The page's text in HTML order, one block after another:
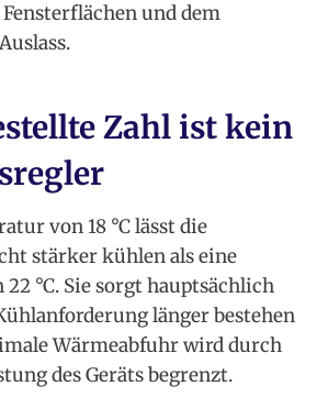
und dem
Zahl ist kein
von 18 °C lässt die
stärker kühlen als eine
°C. Sie sorgt hauptsächlich
länger bestehen
Wärmeabfuhr wird durch
des Geräts begrenzt.